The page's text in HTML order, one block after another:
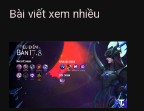
Bài viết xem nhiều